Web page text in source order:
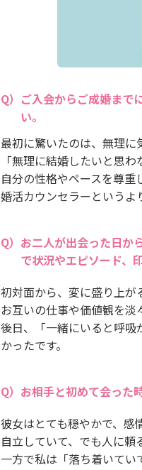
ご入会からご成婚まで
い。
最初に驚いたのは、無理に
「無理に結婚したいと思
自分の性格やペースを尊重
婚活カウンセラーというよ
お二人が出会った日か
で状況やエピソード、
初対面から、変に盛り上が
お互いの仕事や価値観を淡
後日、「一緒にいると呼吸
かったです。
お相手と初めて会った
彼女はとても穏やかで、感
自立していて、でも人に頼
一方で私は「落ち着いてい